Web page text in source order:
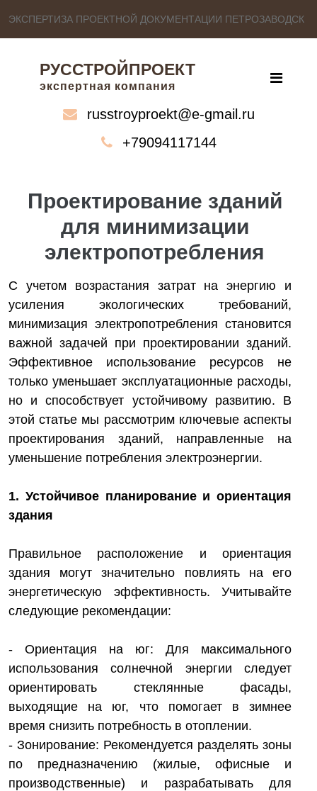
ЭКСПЕРТИЗА ПРОЕКТНОЙ ДОКУМЕНТАЦИИ ПЕТРОЗАВОДСК
РУССТРОЙПРОЕКТ
экспертная компания
russtroyproekt@e-gmail.ru
+79094117144
Проектирование зданий
для минимизации
электропотребления
С учетом возрастания затрат на энергию и
усиления экологических требований,
минимизация электропотребления становится
важной задачей при проектировании зданий.
Эффективное использование ресурсов не
только уменьшает эксплуатационные расходы,
но и способствует устойчивому развитию. В
этой статье мы рассмотрим ключевые аспекты
проектирования зданий, направленные на
уменьшение потребления электроэнергии.
1. Устойчивое планирование и ориентация
здания
Правильное расположение и ориентация
здания могут значительно повлиять на его
энергетическую эффективность. Учитывайте
следующие рекомендации:
- Ориентация на юг: Для максимального
использования солнечной энергии следует
ориентировать стеклянные фасады,
выходящие на юг, что помогает в зимнее
время снизить потребность в отоплении.
- Зонирование: Рекомендуется разделять зоны
по предназначению (жилые, офисные и
производственные) и разрабатывать для